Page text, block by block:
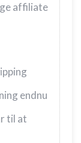
affiliate
endnu
til at